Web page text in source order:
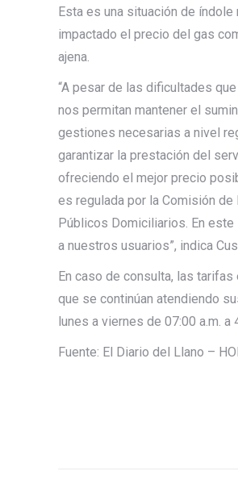
Esta es una situación de
impactado el precio del gas
ajena.
“A pesar de las dificultades
nos permitan mantener el
gestiones necesarias a nivel
garantizar la prestación del
ofreciendo el mejor precio
es regulada por la Comisión de
Públicos Domiciliarios. En
a nuestros usuarios”, indica
En caso de consulta, las
que se continúan atendiendo
lunes a viernes de 07:00 a.m. a
Fuente: El Diario del Llano –